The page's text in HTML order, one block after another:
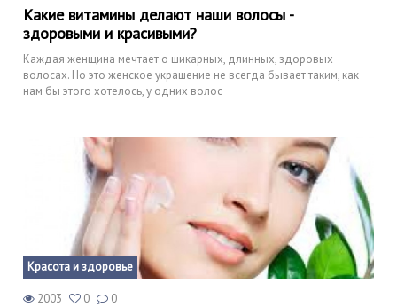
Какие витамины делают наши волосы -
здоровыми и красивыми?
Каждая женщина мечтает о шикарных, длинных, здоровых
волосах. Но это женское украшение не всегда бывает таким, как
нам бы этого хотелось, у одних волос
Красота и здоровье
2003 0 0